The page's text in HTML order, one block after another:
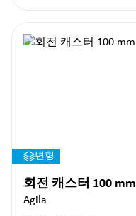
변형
회전 캐스터 100 mm
Agila